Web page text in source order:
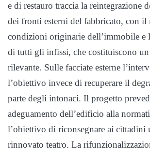
e di restauro traccia la reintegrazione
dei fronti esterni del fabbricato, con
condizioni originarie dell’immobile e
di tutti gli infissi, che costituiscono un
rilevante. Sulle facciate esterne
l’obiettivo invece di recuperare il
parte degli intonaci. Il progetto
adeguamento dell’edificio alla
l’obiettivo di riconsegnare ai cittadini
rinnovato teatro. La